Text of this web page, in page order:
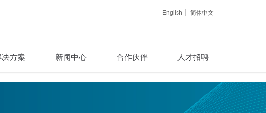
English 简体中文
决方案 新闻中心 合作伙伴 人才招聘